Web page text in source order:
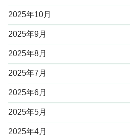
2025年10月
2025年9月
2025年8月
2025年7月
2025年6月
2025年5月
2025年4月